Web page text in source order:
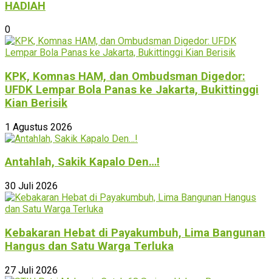
HADIAH
0
KPK, Komnas HAM, dan Ombudsman Digedor:
UFDK Lempar Bola Panas ke Jakarta, Bukittinggi
Kian Berisik
1 Agustus 2026
Antahlah, Sakik Kapalo Den…!
30 Juli 2026
Kebakaran Hebat di Payakumbuh, Lima Bangunan
Hangus dan Satu Warga Terluka
27 Juli 2026